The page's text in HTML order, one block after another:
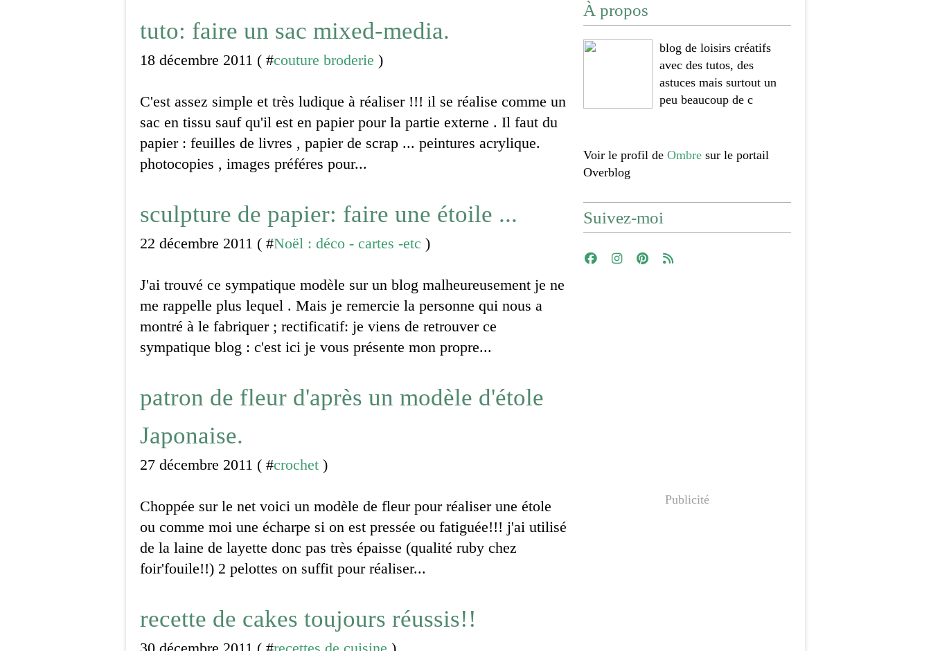
tuto: faire un sac mixed-media.
18 décembre 2011 ( #couture broderie )
C'est assez simple et très ludique à réaliser !!! il se réalise comme un
sac en tissu sauf qu'il est en papier pour la partie externe . Il faut du
papier : feuilles de livres , papier de scrap ... peintures acrylique.
photocopies , images préféres pour...
sculpture de papier: faire une étoile ...
22 décembre 2011 ( #Noël : déco - cartes -etc )
J'ai trouvé ce sympatique modèle sur un blog malheureusement je ne
me rappelle plus lequel . Mais je remercie la personne qui nous a
montré à le fabriquer ; rectificatif: je viens de retrouver ce
sympatique blog : c'est ici je vous présente mon propre...
patron de fleur d'après un modèle d'étole
Japonaise.
27 décembre 2011 ( #crochet )
Choppée sur le net voici un modèle de fleur pour réaliser une étole
ou comme moi une écharpe si on est pressée ou fatiguée!!! j'ai utilisé
de la laine de layette donc pas très épaisse (qualité ruby chez
foir'fouile!!) 2 pelottes on suffit pour réaliser...
recette de cakes toujours réussis!!
À propos
blog de loisirs créatifs
avec des tutos, des
astuces mais surtout un
peu beaucoup de c
Voir le profil de Ombre sur le portail
Overblog
Suivez-moi
Publicité